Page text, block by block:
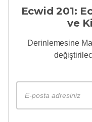
Ecwid 201:
ve
Derinlemesine